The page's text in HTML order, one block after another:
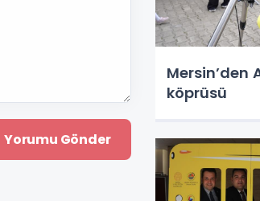
Mersin’den
köprüsü